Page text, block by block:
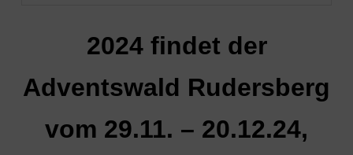
2024 findet der
Adventswald Rudersberg
vom 29.11. – 20.12.24,